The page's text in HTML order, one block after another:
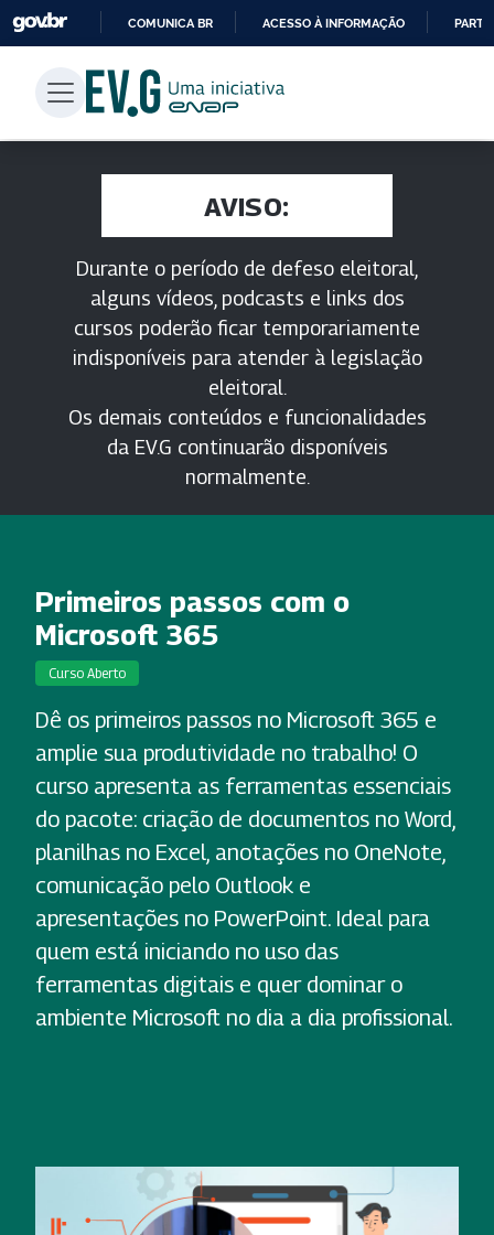
PARA
CONTEÚDO
COMUNICA BR ACESSO À INFORMAÇÃO
AVISO:
Durante o período de defeso eleitoral,
alguns vídeos, podcasts e links dos
cursos poderão ficar temporariamente
indisponíveis para atender à legislação
eleitoral.
Os demais conteúdos e funcionalidades
da EV.G continuarão disponíveis
normalmente.
Primeiros passos com o
Microsoft 365
Curso Aberto
Dê os primeiros passos no Microsoft 365 e
amplie sua produtividade no trabalho! O
curso apresenta as ferramentas essenciais
do pacote: criação de documentos no Word,
planilhas no Excel, anotações no OneNote,
comunicação pelo Outlook e
apresentações no PowerPoint. Ideal para
quem está iniciando no uso das
ferramentas digitais e quer dominar o
ambiente Microsoft no dia a dia profissional.